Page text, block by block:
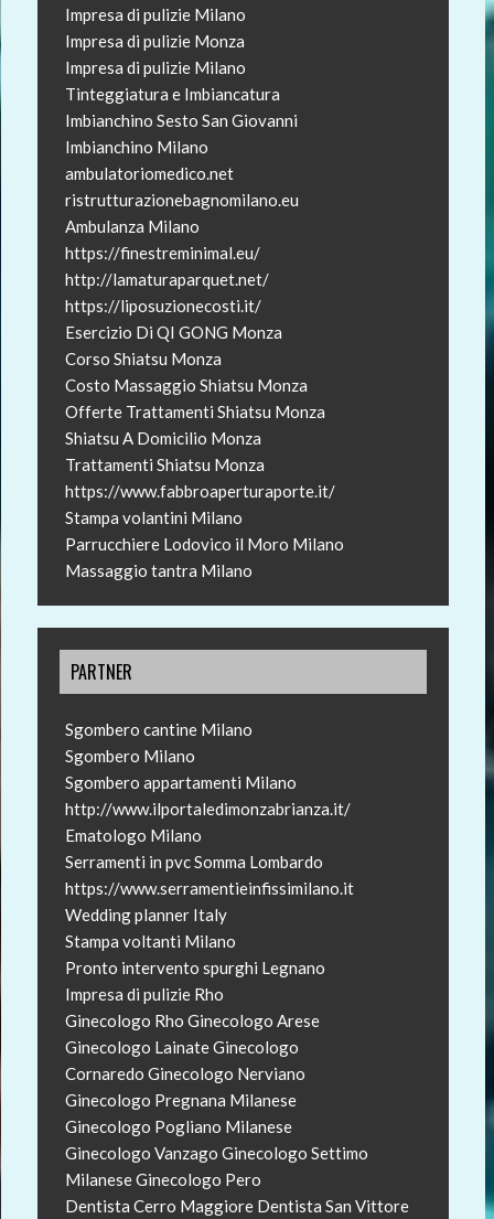
Impresa di pulizie Milano
Impresa di pulizie Monza
Impresa di pulizie Milano
Tinteggiatura e Imbiancatura
Imbianchino Sesto San Giovanni
Imbianchino Milano
ambulatoriomedico.net
ristrutturazionebagnomilano.eu
Ambulanza Milano
https://finestreminimal.eu/
http://lamaturaparquet.net/
https://liposuzionecosti.it/
Esercizio Di QI GONG Monza
Corso Shiatsu Monza
Costo Massaggio Shiatsu Monza
Offerte Trattamenti Shiatsu Monza
Shiatsu A Domicilio Monza
Trattamenti Shiatsu Monza
https://www.fabbroaperturaporte.it/
Stampa volantini Milano
Parrucchiere Lodovico il Moro Milano
Massaggio tantra Milano
PARTNER
Sgombero cantine Milano
Sgombero Milano
Sgombero appartamenti Milano
http://www.ilportaledimonzabrianza.it/
Ematologo Milano
Serramenti in pvc Somma Lombardo
https://www.serramentieinfissimilano.it
Wedding planner Italy
Stampa voltanti Milano
Pronto intervento spurghi Legnano
Impresa di pulizie Rho
Ginecologo Rho Ginecologo Arese
Ginecologo LainateGinecologo
Cornaredo Ginecologo Nerviano
Ginecologo Pregnana Milanese
Ginecologo Pogliano Milanese
Ginecologo Vanzago Ginecologo Settimo
MilaneseGinecologo Pero
Dentista Cerro Maggiore Dentista San Vittore